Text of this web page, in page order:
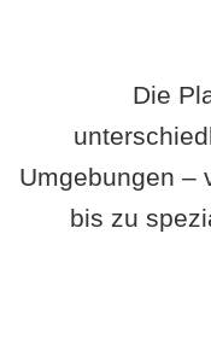
Die
Umgebungen –
bis zu